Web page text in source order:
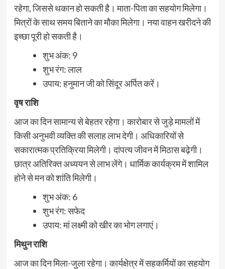
रहेगा, जिससे थकान हो सकती है। माता-पिता का सहयोग मिलेगा।
मित्रों के साथ समय बिताने का मौका मिलेगा। नया वाहन खरीदने की
इच्छा पूरी हो सकती है।
शुभ अंक: 9
शुभ रंग: लाल
उपाय: हनुमान जी को सिंदूर अर्पित करें।
वृष राशि
आज का दिन सामान्य से बेहतर रहेगा। कारोबार से जुड़े मामलों में
किसी अनुभवी व्यक्ति की सलाह लाभ देगी। अधिकारियों से
सकारात्मक प्रतिक्रिया मिलेगी। दांपत्य जीवन में मिठास बढ़ेगी।
छात्र अतिरिक्त अध्ययन से लाभ लेंगे। धार्मिक कार्यक्रम में शामिल
होने से मन को शांति मिलेगी।
शुभ अंक: 6
शुभ रंग: सफेद
उपाय: मां लक्ष्मी को खीर का भोग लगाएं।
मिथुन राशि
आज का दिन मिला-जुला रहेगा। कार्यक्षेत्र में सहकर्मियों का सहयोग